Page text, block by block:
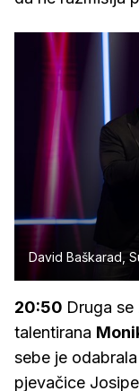
David Baškarad,
20:50 Druga
talentirana
sebe je
pjevačice